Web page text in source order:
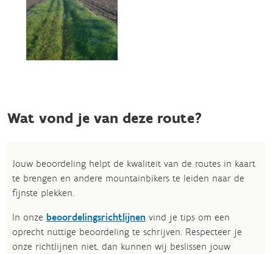
Wat vond je van deze route?
Jouw beoordeling helpt de kwaliteit van de routes in kaart
te brengen en andere mountainbikers te leiden naar de
fijnste plekken.
In onze beoordelingsrichtlijnen vind je tips om een
oprecht nuttige beoordeling te schrijven. Respecteer je
onze richtlijnen niet, dan kunnen wij beslissen jouw